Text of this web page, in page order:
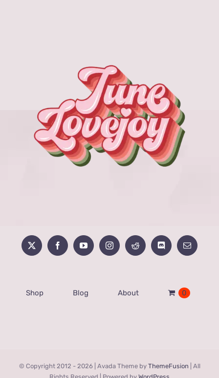
Shop Blog About 0
© Copyright 2012 - 2026 | Avada Theme by ThemeFusion | All